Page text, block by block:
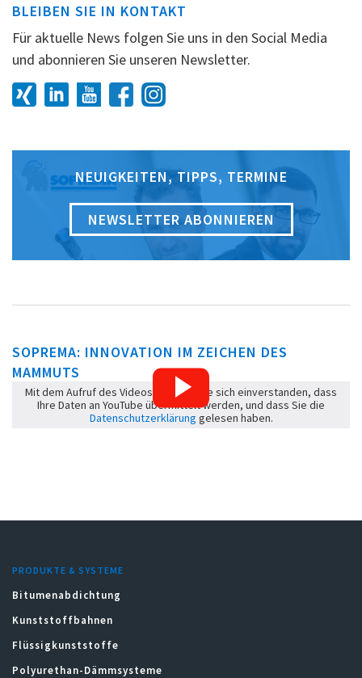
BLEIBEN SIE IN KONTAKT
Für aktuelle News folgen Sie uns in den Social Media
und abonnieren Sie unseren Newsletter.
NEUIGKEITEN, TIPPS, TERMINE
NEWSLETTER ABONNIEREN
SOPREMA: INNOVATION IM ZEICHEN DES
MAMMUTS
Mit dem Aufruf des Videos erklären Sie sich einverstanden, dass
Ihre Daten an YouTube übermittelt werden, und dass Sie die
Datenschutzerklärung gelesen haben.
PRODUKTE & SYSTEME
Bitumenabdichtung
Kunststoffbahnen
Flüssigkunststoffe
Polyurethan-Dämmsysteme